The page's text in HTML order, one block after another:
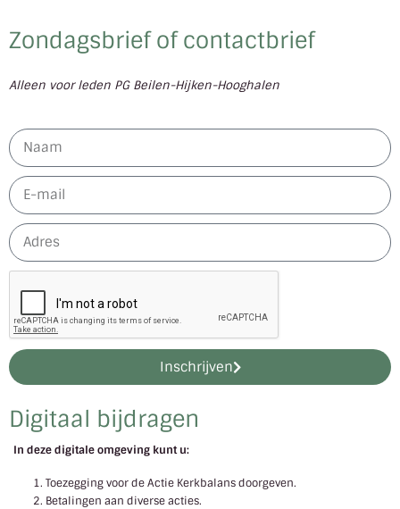
Digitaal bijdragen
In deze digitale omgeving kunt u:
Toezegging voor de Actie Kerkbalans doorgeven.
Betalingen aan diverse acties.
Zondagsbrief of contactbrief
Alleen voor leden PG Beilen-Hijken-Hooghalen
Inschrijven